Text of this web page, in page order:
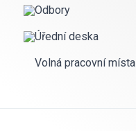
Odbory
Úřední deska
Volná pracovní místa